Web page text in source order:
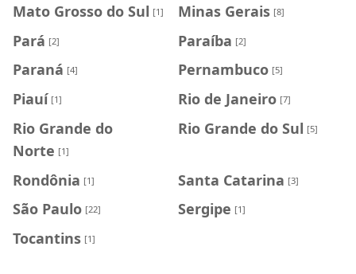
Mato Grosso do Sul [1] Minas Gerais [8]
Pará [2] Paraíba [2]
Paraná [4] Pernambuco [5]
Piauí [1] Rio de Janeiro [7]
Rio Grande do
Norte [1]
Rio Grande do Sul [5]
Rondônia [1] Santa Catarina [3]
São Paulo [22] Sergipe [1]
Tocantins [1]